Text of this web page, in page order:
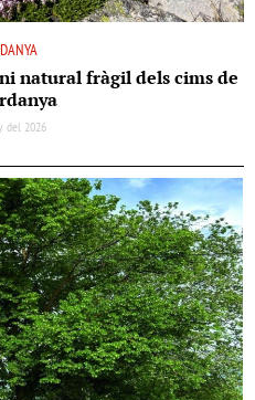
natural fràgil dels cims de
del 2026